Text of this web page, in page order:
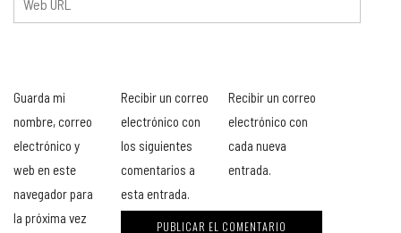
Guarda mi
nombre, correo
electrónico y
web en este
navegador para
la próxima vez
Recibir un correo
electrónico con
los siguientes
comentarios a
esta entrada.
Recibir un correo
electrónico con
cada nueva
entrada.